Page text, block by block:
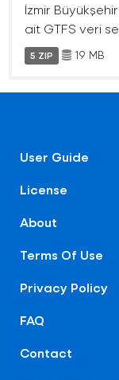
İzmir
ait GTFS veri
5 ZIP 19 MB
User Guide
License
About
Terms Of Use
Privacy Policy
FAQ
Contact